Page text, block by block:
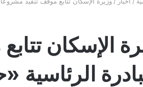
الإسكان
الرئاسية